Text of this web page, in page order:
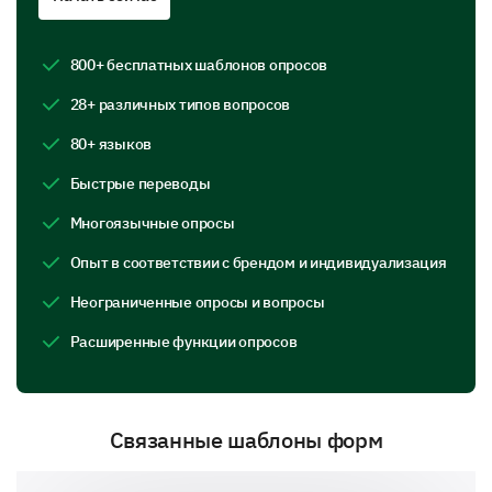
without interruptions
Team environment with frequent collaboration
Flexible environment with the autonomy to
Structured environment with clear expectations
800+ бесплатных шаблонов опросов
28+ различных типов вопросов
80+ языков
Быстрые переводы
Многоязычные опросы
Опыт в соответствии с брендом и индивидуализация
Неограниченные опросы и вопросы
Расширенные функции опросов
Связанные шаблоны форм